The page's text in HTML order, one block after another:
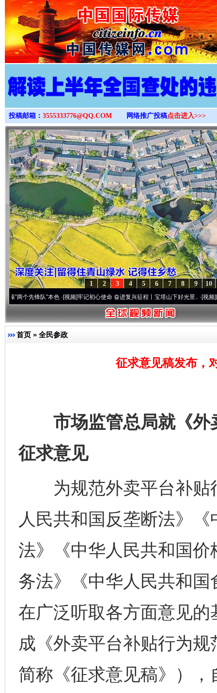
>
投稿邮箱： 3555333776@QQ.COM 网络推广投稿点击进入>>>
10
9
8
7
6
5
4
3
2
1
先锋队”本色·[视频]牢记初心使命 奋进复兴征程丨宝塔山下好光景..·[视频]因党而
首页 » 全民参政
征求意见稿发布，
市场监管总局就《外
征求意见
为规范外卖平台补贴
人民共和国反垄断法》
法》《中华人民共和国
务法》《中华人民共和
在广泛听取各方面意见
成《外卖平台补贴行为
简称《征求意见稿》）